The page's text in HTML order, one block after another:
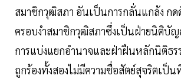
สมาชิกวุฒิสภา อันเป็นการกลั่นแกล้ง ก
ครอบงำสมาชิกวุฒิสภาซึ่งเป็นฝ่ายนิติบั
การแบ่งแยกอำนาจและฝ่าฝืนหลักนิติธร
ถูกร้องทั้งสองไม่มีความชื่อสัตย์สุจริตเป็